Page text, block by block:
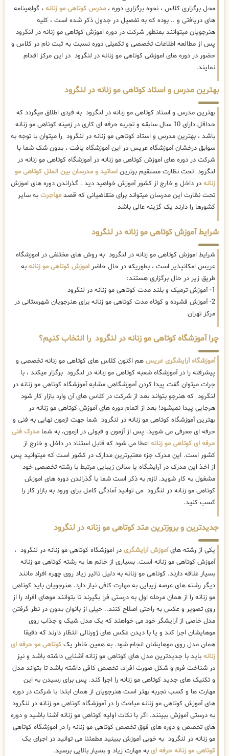
محل برگزاری کلاس ، نحوه برگزاری دوره ، مدرس کوتاهی مو زنانه ، گواهینامه
های دریافتی و .. بوده که به تفصیل در جدول ذکر شده است ، کلیه
هنرجویان میتوانند بمنظور شرکت در دوره اموزش کوتاهی مو زنانه در لنگرود
پس از مطالعه اطلاعات تخصصی و تکمیلی دوره نسبت به ثبت نام در کلاس و
حضور در دوره های اموزشی کوتاهی مو زنانه در لنگرود در این مرکز اقدام
نمایند.
بهترین مدرس و استاد کوتاهی مو زنانه در لنگرود
بهترین مدرس و استاد کوتاهی مو زنانه در لنگرود به فردی اطلاق میگردد که
حداقل دارای 10 سال سابقه و تجربه حرفه ای کاری در زمینه کوتاهی مو زنانه
باشد ، بهترین مدرس و استاد کوتاهی مو زنانه در لنگرود را میتوان با توجه به
سوابق درخشان آموزشگاه عریس در این آموزشگاه یافت ، بدون شک شما با
شرکت در دوره های اموزش کوتاهی مو زنانه در آموزشگاه کوتاهی مو زنانه در
لنگرود تحت نظارت مستقیم برترین اساتید و مدرسان بین الملل کوتاهی مو
زنانه در داخل و خارج از کشور آموزش خواهید دید . گذراندن دوره های اموزش
تحت نظارت این مدرسان میتواند برای متقاضیانی که قصد مهاجرت به سایر
کشورها را دارند یک گزینه عالی باشد
شرایط آموزش کوتاهی مو زنانه در لنگرود
شرایط اموزش کوتاهی مو زنانه در لنگرود به روش های مختلفی در اموزشگاه
عریس امکانپذیر است ، بطوریکه در حال حاضر اموزش کوتاهی مو زنانه به
طریق زیر در حال برگزاری هستند:
1- آموزش ترمیک و بلند مدت کوتاهی مو زنانه در لنگرود
2- آموزش فشرده و کوتاه مدت کوتاهی مو زنانه برای هنرجویان شهرستانی در
مرکز تهران
چرا آموزشگاه کوتاهی مو زنانه در لنگرود را انتخاب کنیم؟
آموزشگاه آرایشگری عریس هم اکنون کلاس های کوتاهی مو زنانه تخصصی و
پیشرفته را در آموزشگاه شعبه کوتاهی مو زنانه در لنگرود برگزار میکند ، با
جرات میتوان گفت پیدا کردن آموزشگاهی مشابه آموزشگاه کوتاهی مو زنانه در
لنگرود که هنرجو بتواند بعد از شرکت در کلاس های آن وارد بازار کار شود
هرجایی پیدا نمیشود! بعد از اتمام دوره های آموزش کوتاهی مو زنانه در
بهترین آموزشگاه کوتاهی مو زنانه در لنگرود شما جهت ازمون نهایی به فنی و
حرفه ای معرفی می شوید. پس از آزمون و قبولی در ازمون، به شما مدرک فنی
حرفه ای کوتاهی مو زنانه اعطا می شود که قابل استناد در داخل و خارج از
کشور است. این مدرک جزء معتبرترین مدارک در کشور است که میتوانید پس
از اخذ این مدرک در آرایشگاه یا سالن زیبایی مرتبط با رشته تخصصی خود
مشغول به کار شوید. لازم به ذکر است شما با گذراندن دوره های اموزش
کوتاهی مو زنانه در لنگرود می توانید آمادگی کامل برای ورود به بازار کار را
کسب کنید.
جدیدترین و بروزترین متد کوتاهی مو زنانه در لنگرود
یکی از رشته هایآموزش آرایشگری در اموزشگاه کوتاهی مو زنانه در لنگرود ،
آموزش کوتاهی مو زنانه است. بسیاری از خانم ها به رشته کوتاهی مو زنانه
بسیار علاقه دارند. کوتاهی مو زنانه به دلیل تاثیر زیاد روی چهره افراد مانند
دیگر رشته های عرصه زیبایی به مهارت کافی نیاز دارد. هنرجویان باید کوتاهی
مو زنانه را از همان مرحله اول به درستی فرا بگیرند تا بتوانند موهای افراد را از
روی تصویر و عکس به راحتی اصلاح کنند.. خیلی از بانوان بدون در نظر گرفتن
مدل خاصی از آرایشگر خود می خواهند که یک مدل شیک و جذاب روی
موهایشان اجرا کند و یا با دیدن عکس های ژورنالی انتظار دارند که دقیقا
همان مدل روی موهایشان انجام شود. به همین خاطر یک کوتاهی مو حرفه ای
زنانه باید با جدیدترین مدل های کوتاهی مو زنانه آشنایی داشته باشد و نیز
در شناخت فرم و شکل صورت افراد، تخصص کافی داشته باشد تا بتواند مدل
و تکنیک های جدید کوتاهی مو زنانه را اجرا کند. پس برای رسیدن به این
مهارت ها و کسب تجربه بهتر است هنرجویان از همان ابتدا با شرکت در دوره
های آموزش کوتاهی مو زنانه مباحث را در آموزشگاه کوتاهی مو زنانه در لنگرود
به درستی آموزش ببینند. اگر با نکات اولیه کوتاهی مو زنانه آشنا باشید و دوره
های تخصص و دوره های فوق تخصص کوتاهی مو زنانه را در اموزشگاه کوتاهی
مو زنانه در لنگرود به خوبی آموزش ببینید مطمئنا می توانید در اجرای یک
کوتاهی مو زنانه حرفه ای به مهارت زیاد و بسیار بالایی برسید.